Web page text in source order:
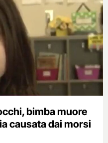
bimba muore
causata dai morsi